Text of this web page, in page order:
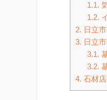
1.1.
1.2.
2. 日立
3. 日立
3.1.
3.2.
4. 石材